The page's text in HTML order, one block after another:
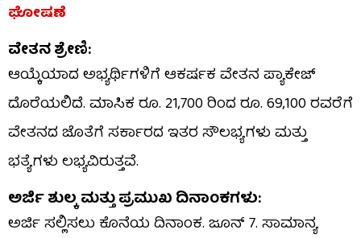
ಘೋಷಣೆ
ವೇತನ ಶ್ರೇಣಿ:
ಆಯ್ಕೆಯಾದ ಅಭ್ಯರ್ಥಿಗಳಿಗೆ ಆಕರ್ಷಕ ವೇತನ ಪ್ಯಾಕೇಜ್
ದೊರೆಯಲಿದೆ. ಮಾಸಿಕ ರೂ. 21,700 ರಿಂದ ರೂ. 69,100 ರವರೆಗೆ
ವೇತನದ ಜೊತೆಗೆ ಸರ್ಕಾರದ ಇತರ ಸೌಲಭ್ಯಗಳು ಮತ್ತು
ಭತ್ಯೆಗಳು ಲಭ್ಯವಿರುತ್ತವೆ.
ಅರ್ಜಿ ಶುಲ್ಕ ಮತ್ತು ಪ್ರಮುಖ ದಿನಾಂಕಗಳು:
ಅರ್ಜಿ ಸಲ್ಲಿಸಲು ಕೊನೆಯ ದಿನಾಂಕ. ಜೂನ್ 7. ಸಾಮಾನ್ಯ